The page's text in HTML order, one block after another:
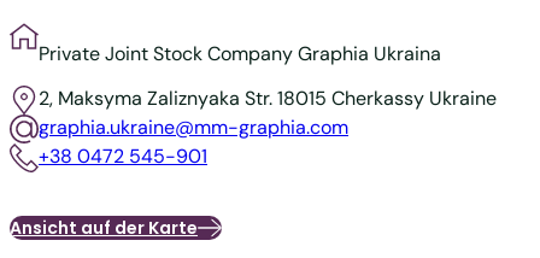
Private Joint Stock Company Graphia Ukraina
2, Maksyma Zaliznyaka Str.18015 Cherkassy Ukraine
graphia.ukraine@mm-graphia.com
+38 0472 545-901
Ansicht auf der Karte